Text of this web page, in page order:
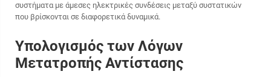
συστήματα με άμεσες ηλεκτρικές συνδέσεις μεταξύ συστατικών
που βρίσκονται σε διαφορετικά δυναμικά.
Υπολογισμός των Λόγων
Μετατροπής Αντίστασης